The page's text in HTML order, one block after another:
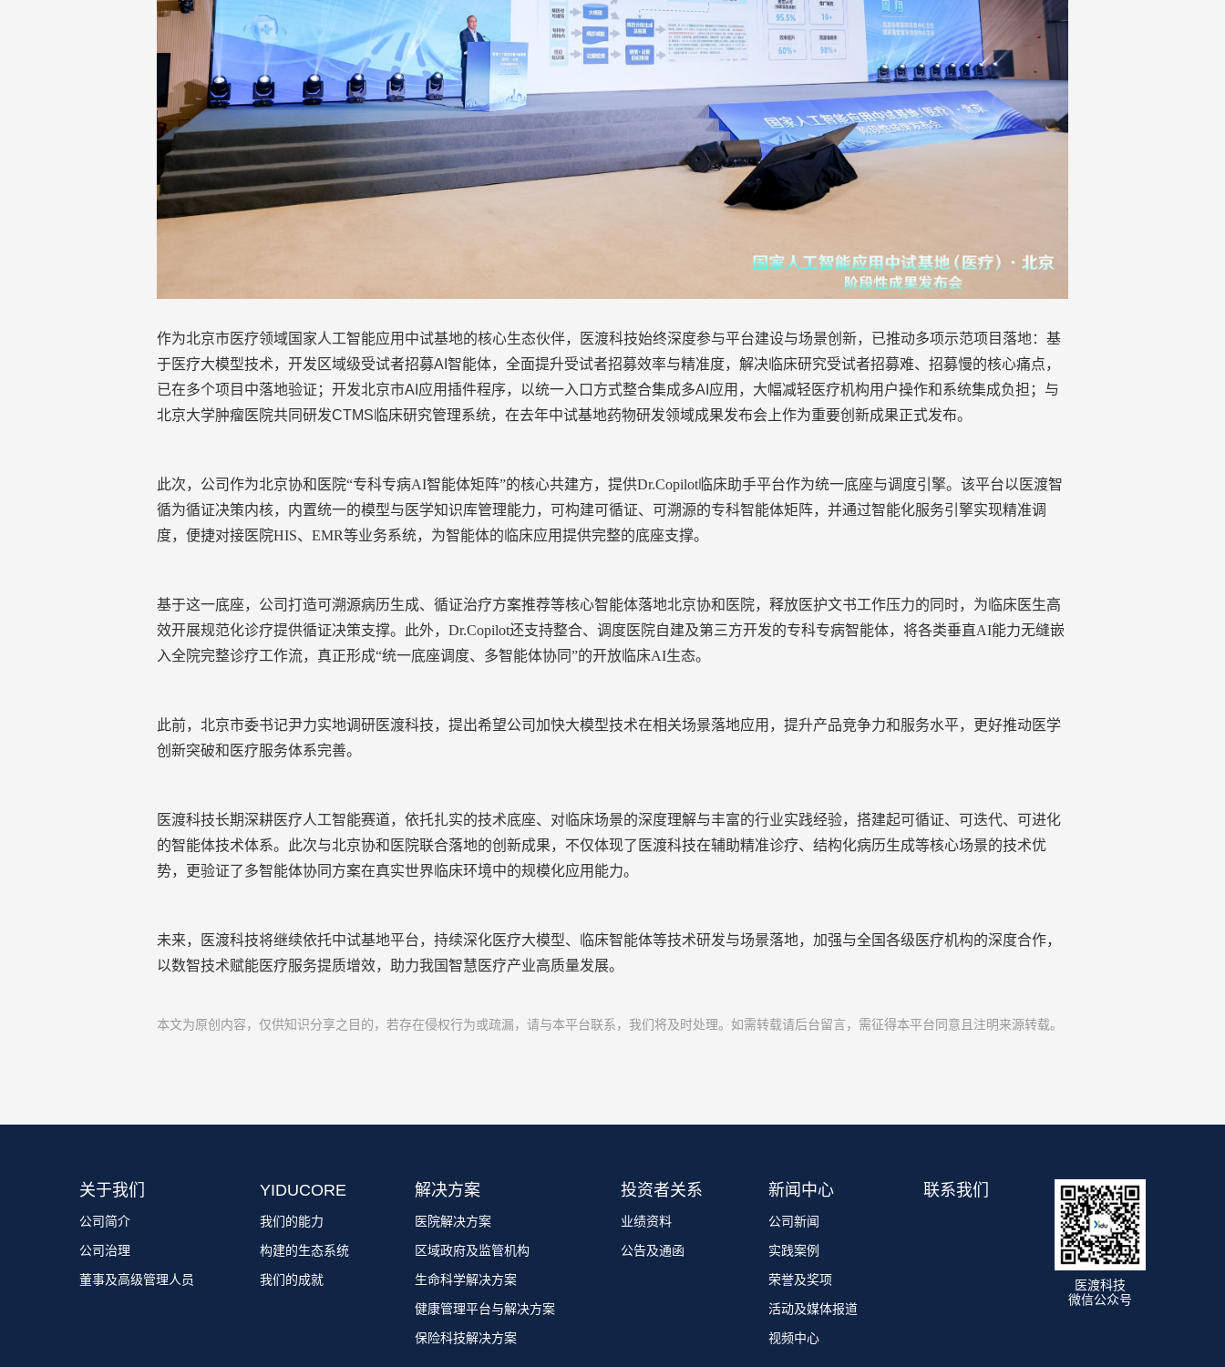
作为北京市医疗领域国家人工智能应用中试基地的核心生态伙伴，医渡科技始终深度参与平台建设与场景创新， 已推动多项示范项目落地：基
于医疗大模型技术，开发 区域级受试者招募AI智能体，全面提升受试者招募效率与精准度，解决临床研究受试者招募难、招募慢的核心痛点，
已在多个项目中落地验证；开发北京市AI应用插件程序，以统一入口方式整合集成多AI应用，大幅减轻医疗机构用户操作和系统集成负担 ； 与
北京大学肿瘤医院共同研发CTMS临床研究管理系统，在去年中试基地药物研发领域成果发布会 上作为重要创新成果正式发布。
此次，公司作为北京协和医院“专科专病AI智能体矩阵”的核心共建方，提供Dr.Copilot临床助手平台作为统一底座与调度引擎。该平台以医渡智
循为循证决策内核，内置统一的模型与医学知识库管理能力，可构建可循证、可溯源的专科智能体矩阵，并通过智能化服务引擎实现精准调
度，便捷对接医院HIS、EMR等业务系统，为智能体的临床应用提供完整的底座支撑。
基于这一底座，公司打造可溯源病历生成、循证治疗方案推荐等核心智能体落地北京协和医院，释放医护文书工作压力的同时，为临床医生高
效开展规范化诊疗提供循证决策支撑。此外，Dr.Copilot还支持整合、调度医院自建及第三方开发的专科专病智能体，将各类垂直AI能力无缝嵌
入全院完整诊疗工作流，真正形成“统一底座调度、多智能体协同”的开放临床AI生态。
此前，北京市委书记尹力实地调研医渡科技，提出希望公司加快大模型技术在相关场景落地应用，提升产品竞争力和服务水平，更好推动医学
创新突破和医疗服务体系完善。
医渡科技长期深耕医疗人工智能赛道，依托扎实的技术底座、对临床场景的深度理解与丰富的行业实践经验， 搭建起可循证、可迭代、可进化
的智能体技术体系。此次与北京协和医院联合落地的创新成果，不仅体现了医渡科技在辅助精准诊疗、结构化病历生成等核心场景的技术优
势，更验证了多智能体协同方案在真实世界临床环境中的规模化应用能力。
未来，医渡科技将继续依托中试基地平台，持续深化医疗大模型、临床智能体等技术研发与场景落地，加强与全国各级医疗机构的深度合作，
以数智技术赋能医疗服务提质增效，助力我国智慧医疗产业高质量发展。
本文为原创内容，仅供知识分享之目的，若存在侵权行为或疏漏，请与本平台联系，我们将及时处理。如需转载请后台留言，需征得本平台同意且注明来源转载。
关于我们
公司简介
公司治理
董事及高级管理人员
YIDUCORE
我们的能力
构建的生态系统
我们的成就
解决方案
医院解决方案
区域政府及监管机构
生命科学解决方案
健康管理平台与解决方案
保险科技解决方案
投资者关系
业绩资料
公告及通函
新闻中心
公司新闻
实践案例
荣誉及奖项
活动及媒体报道
视频中心
联系我们
医渡科技
微信公众号